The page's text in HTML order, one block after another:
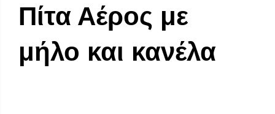
Πίτα Αέρος με
μήλο και κανέλα